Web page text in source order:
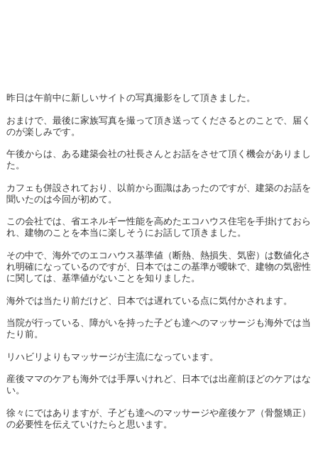
昨日は午前中に新しいサイトの写真撮影をして頂きました。
おまけで、最後に家族写真を撮って頂き送ってくださるとのことで、届く
のが楽しみです。
午後からは、ある建築会社の社長さんとお話をさせて頂く機会がありまし
た。
カフェも併設されており、以前から面識はあったのですが、建築のお話を
聞いたのは今回が初めて。
この会社では、省エネルギー性能を高めたエコハウス住宅を手掛けておら
れ、建物のことを本当に楽しそうにお話して頂きました。
その中で、海外でのエコハウス基準値（断熱、熱損失、気密）は数値化さ
れ明確になっているのですが、日本ではこの基準が曖昧で、建物の気密性
に関しては、基準値がないことを知りました。
海外では当たり前だけど、日本では遅れている点に気付かされます。
当院が行っている、障がいを持った子ども達へのマッサージも海外では当
たり前。
リハビリよりもマッサージが主流になっています。
産後ママのケアも海外では手厚いけれど、日本では出産前ほどのケアはな
い。
徐々にではありますが、子ども達へのマッサージや産後ケア（骨盤矯正）
の必要性を伝えていけたらと思います。